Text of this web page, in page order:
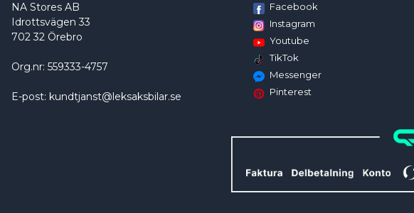
NA Stores AB
Idrottsvägen 33
702 32 Örebro
Org.nr: 559333-4757
E-post: kundtjanst@leksaksbilar.se
Facebook
Instagram
Youtube
TikTok
Messenger
Pinterest